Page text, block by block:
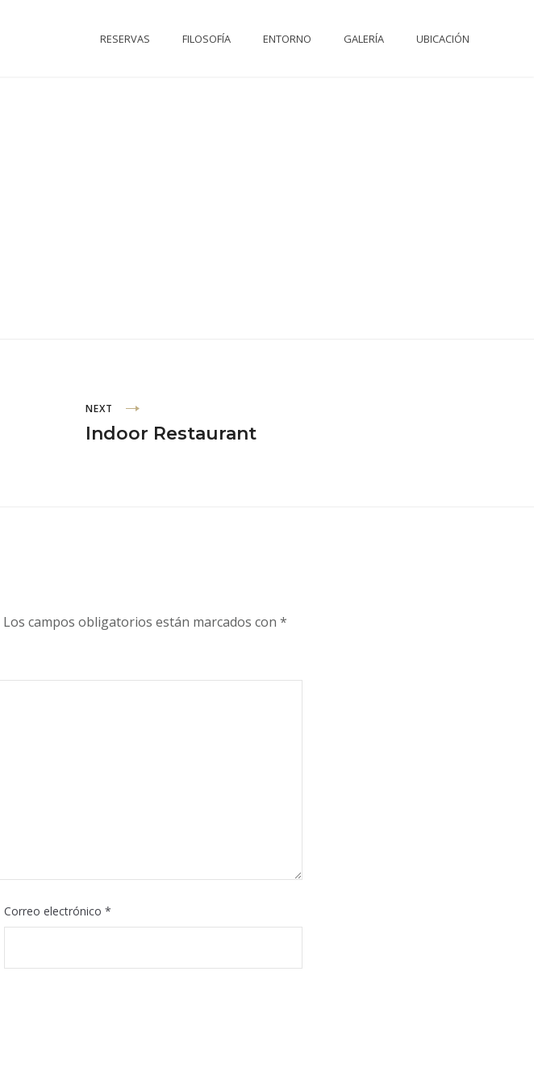
RESERVAS FILOSOFÍA ENTORNO GALERÍA UBICACIÓN
NEXT
Indoor Restaurant
Los campos obligatorios están marcados con *
Correo electrónico *